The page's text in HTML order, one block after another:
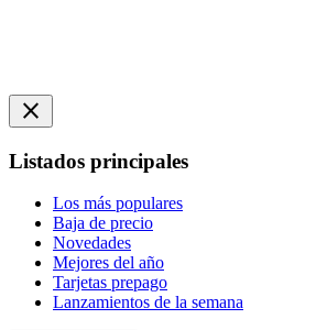
close
Listados principales
Los más populares
Baja de precio
Novedades
Mejores del año
Tarjetas prepago
Lanzamientos de la semana